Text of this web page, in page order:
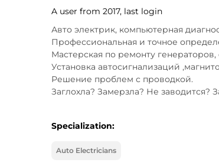
A user from 2017, last login
Авто электрик, компьютерная
Профессиональная и точное
Мастерская по ремонту
Установка автосигнализаций
Решение проблем с проводкой.
Заглохла? Замерзла? Не заводится?
Specialization:
Auto Electricians